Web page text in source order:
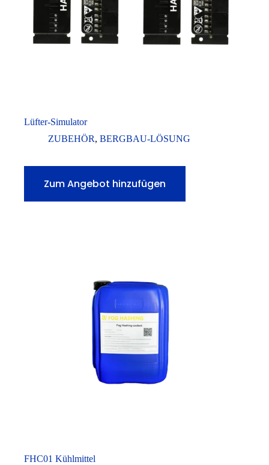
Lüfter-Simulator
ZUBEHÖR, BERGBAU-LÖSUNG
Zum Angebot hinzufügen
FHC01 Kühlmittel